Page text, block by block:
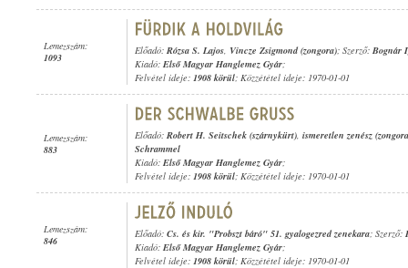
Lemezszám:
1093
Előadó: Rózsa S. Lajos, Vincze Zsigmond (zongora); Szerző: Bognár
Kiadó: Első Magyar Hanglemez Gyár;
Felvétel ideje: 1908 körül; Közzététel ideje: 1970-01-01
Lemezszám:
883
Előadó: Robert H. Seitschek (szárnykürt), ismeretlen zenész
Schrammel
Kiadó: Első Magyar Hanglemez Gyár;
Felvétel ideje: 1908 körül; Közzététel ideje: 1970-01-01
Lemezszám:
846
Előadó: Cs. és kir. "Probszt báró" 51. gyalogezred zenekara; Szerző:
Kiadó: Első Magyar Hanglemez Gyár;
Felvétel ideje: 1908 körül; Közzététel ideje: 1970-01-01